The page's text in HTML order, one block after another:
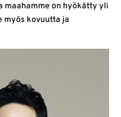
maahamme on hyökätty yli
myös kovuutta ja